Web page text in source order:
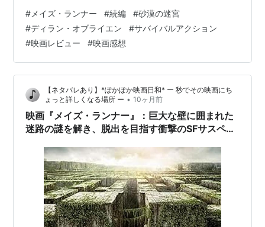
自分たちを操っていた巨大組織WCKD（ウィケッド）の
存在を知った彼らは、救出された施設でさらなる驚愕の
事実に直面します。施設の建物から逃げ出した先には、
太陽のフレアによって灼きつくされ、すべてが崩壊した
広大な砂漠「スコッチ」が広がっていました。文明が崩
壊した世界を…
# メイズ・ランナー #続編 #砂漠の迷宮
#ディラン・オブライエン #サバイバルアクション
#映画レビュー #映画感想
【ネタバレあり】*ぽかぽか映画日和* ー 秒でその映画にち
ょっと詳しくなる場所 ー • 10ヶ月前
映画『メイズ・ランナー』：巨大な壁に囲まれた
迷路の謎を解き、脱出を目指す衝撃のSFサスペン